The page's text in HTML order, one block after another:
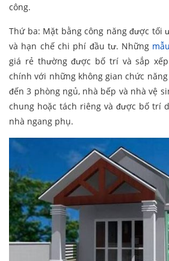
công.
Thứ ba: Mặt bằng công năng được tối
và hạn chế chi phí đầu tư. Những
giá rẻ thường được bố trí và sắp
chính với những không gian chức
đến 3 phòng ngủ, nhà bếp và nhà vệ
chung hoặc tách riêng và được bố trí
nhà ngang phụ.